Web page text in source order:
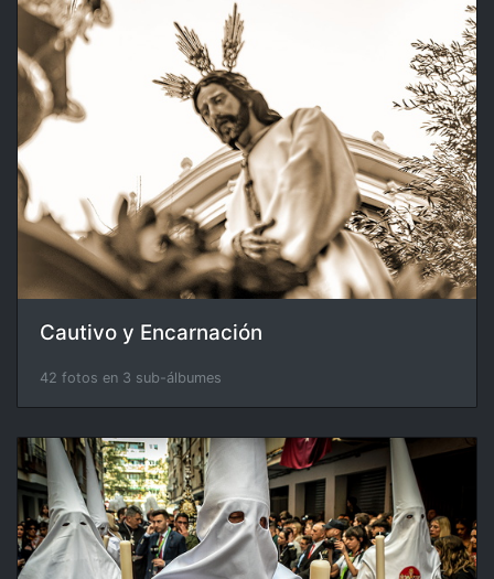
Cautivo y Encarnación
42 fotos en 3 sub-álbumes